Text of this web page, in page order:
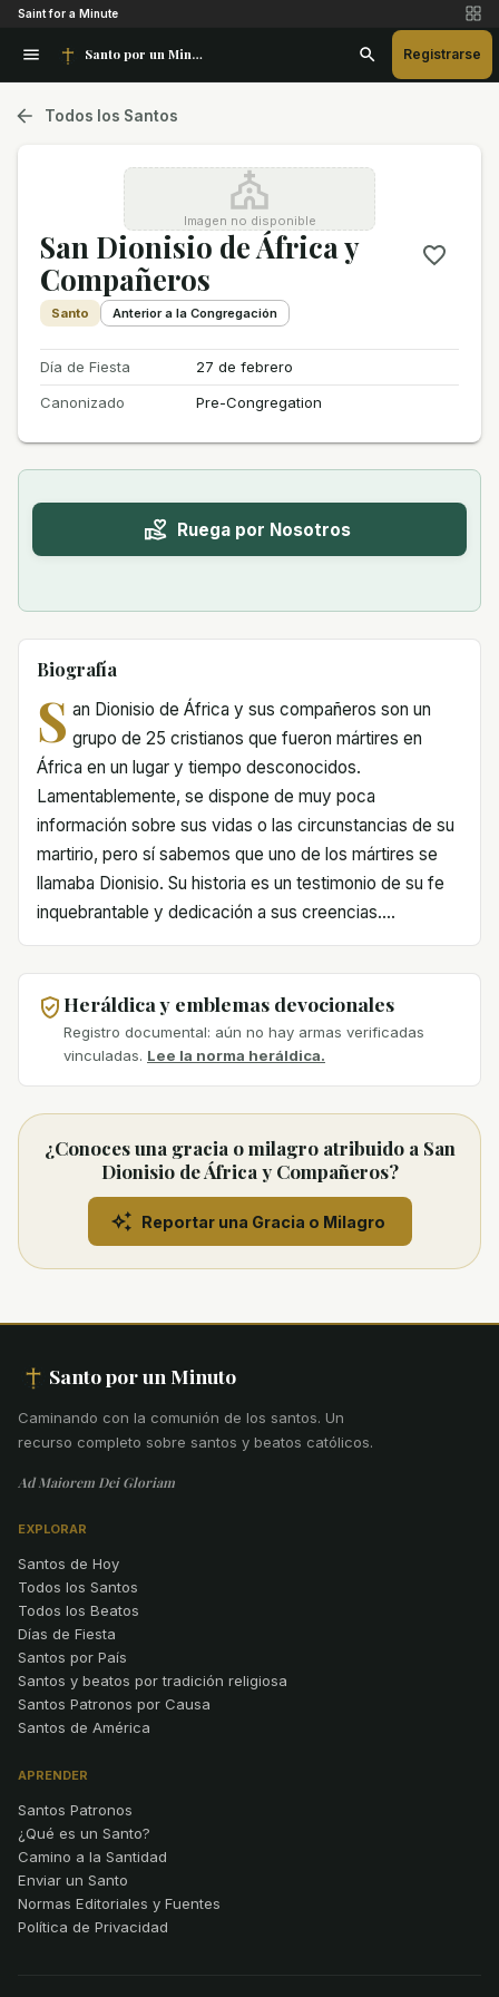
Saint for a Minute
Santo por un Minuto Registrarse
Todos los Santos
Imagen no disponible
San Dionisio de África y
Compañeros
Santo Anterior a la Congregación
Día de Fiesta
27 de febrero
Canonizado
Pre-Congregation
Ruega por Nosotros
Biografía
S an Dionisio de África y sus compañeros son un
grupo de 25 cristianos que fueron mártires en
África en un lugar y tiempo desconocidos.
Lamentablemente, se dispone de muy poca
información sobre sus vidas o las circunstancias de su
martirio, pero sí sabemos que uno de los mártires se
llamaba Dionisio. Su historia es un testimonio de su fe
inquebrantable y dedicación a sus creencias....
Heráldica y emblemas devocionales
Registro documental: aún no hay armas verificadas
vinculadas. Lee la norma heráldica.
¿Conoces una gracia o milagro atribuido a San
Dionisio de África y Compañeros?
Reportar una Gracia o Milagro
Santo por un Minuto
Caminando con la comunión de los santos. Un
recurso completo sobre santos y beatos católicos.
Ad Maiorem Dei Gloriam
EXPLORAR
Santos de Hoy
Todos los Santos
Todos los Beatos
Días de Fiesta
Santos por País
Santos y beatos por tradición religiosa
Santos Patronos por Causa
Santos de América
APRENDER
Santos Patronos
¿Qué es un Santo?
Camino a la Santidad
Enviar un Santo
Normas Editoriales y Fuentes
Política de Privacidad